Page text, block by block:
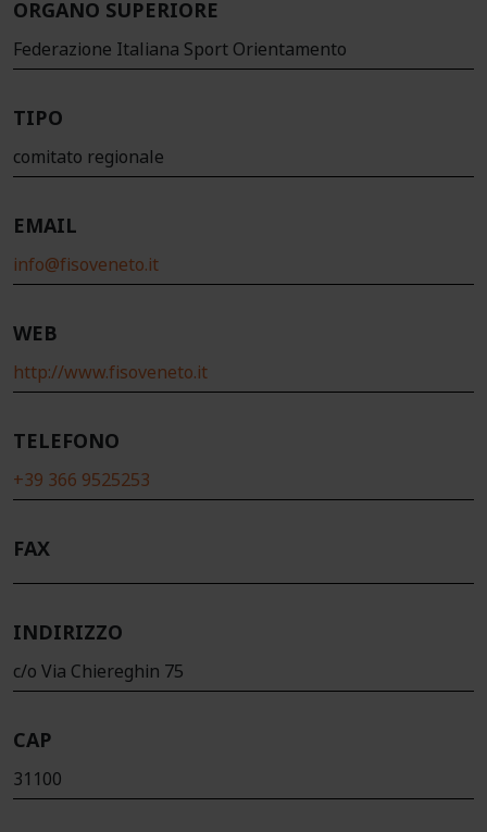
ORGANO SUPERIORE
Federazione Italiana Sport Orientamento
TIPO
comitato regionale
EMAIL
info@fisoveneto.it
WEB
http://www.fisoveneto.it
TELEFONO
+39 366 9525253
FAX
INDIRIZZO
c/o Via Chiereghin 75
CAP
31100